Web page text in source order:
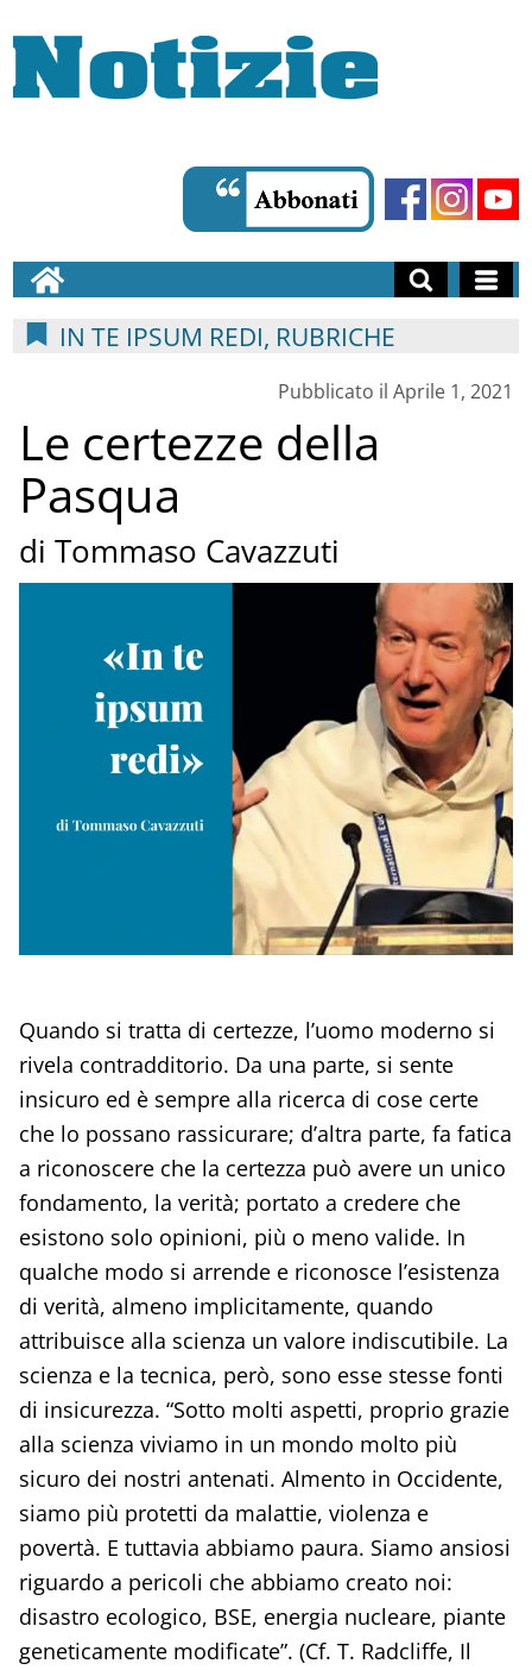
IN TE IPSUM REDI, RUBRICHE
Pubblicato il Aprile 1, 2021
Le certezze della
Pasqua
di Tommaso Cavazzuti
Quando si tratta di certezze, l’uomo moderno si
rivela contradditorio. Da una parte, si sente
insicuro ed è sempre alla ricerca di cose certe
che lo possano rassicurare; d’altra parte, fa fatica
a riconoscere che la certezza può avere un unico
fondamento, la verità; portato a credere che
esistono solo opinioni, più o meno valide. In
qualche modo si arrende e riconosce l’esistenza
di verità, almeno implicitamente, quando
attribuisce alla scienza un valore indiscutibile. La
scienza e la tecnica, però, sono esse stesse fonti
di insicurezza. “Sotto molti aspetti, proprio grazie
alla scienza viviamo in un mondo molto più
sicuro dei nostri antenati. Almento in Occidente,
siamo più protetti da malattie, violenza e
povertà. E tuttavia abbiamo paura. Siamo ansiosi
riguardo a pericoli che abbiamo creato noi:
disastro ecologico, BSE, energia nucleare, piante
geneticamente modificate”. (Cf. T. Radcliffe, Il